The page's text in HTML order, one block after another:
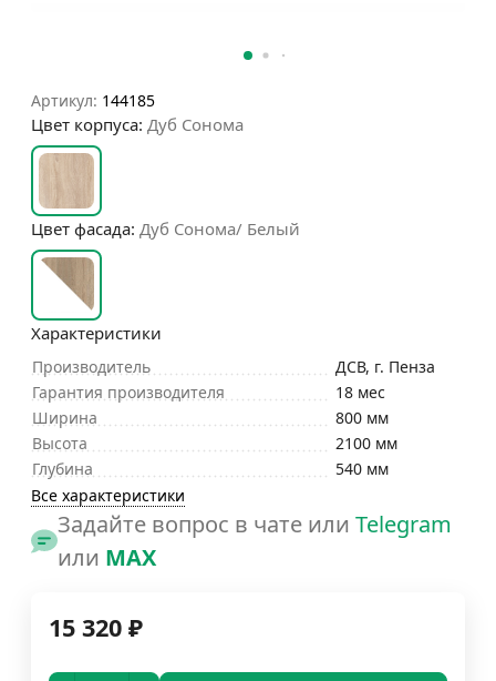
Артикул: 144185
Цвет корпуса: Дуб Сонома
Цвет фасада: Дуб Сонома/ Белый
Характеристики
Производитель
ДСВ, г. Пенза
Гарантия производителя
18 мес
Ширина
800 мм
Высота
2100 мм
Глубина
540 мм
Все характеристики
Задайте вопрос в чате или Telegram
или MAX
15 320 ₽